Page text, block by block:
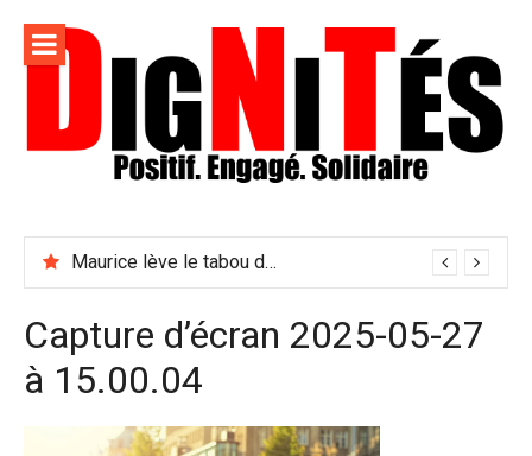
contenu
L'info
sociale,
solidaire
engagée
relayer ce qui fait avancer le monde
Maurice lève le tabou du viol conjugal
Capture d’écran 2025-05-27
à 15.00.04